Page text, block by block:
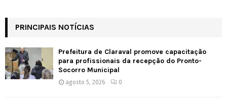
PRINCIPAIS NOTÍCIAS
Prefeitura de Claraval promove capacitação
para profissionais da recepção do Pronto-
Socorro Municipal
agosto 5, 2026 0